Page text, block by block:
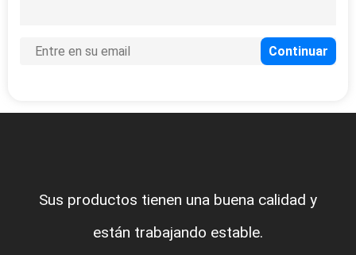
Sus productos tienen una buena calidad y
están trabajando estable.